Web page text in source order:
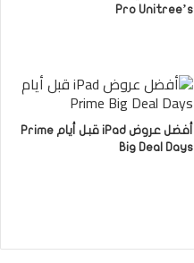
Pro Unitree’s
أفضل عروض iPad قبل أيام Prime
Big Deal Days